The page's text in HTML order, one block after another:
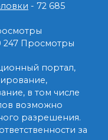
- 72 685
247 Просмотры
портал,
в том числе
возможно
разрешения.
за